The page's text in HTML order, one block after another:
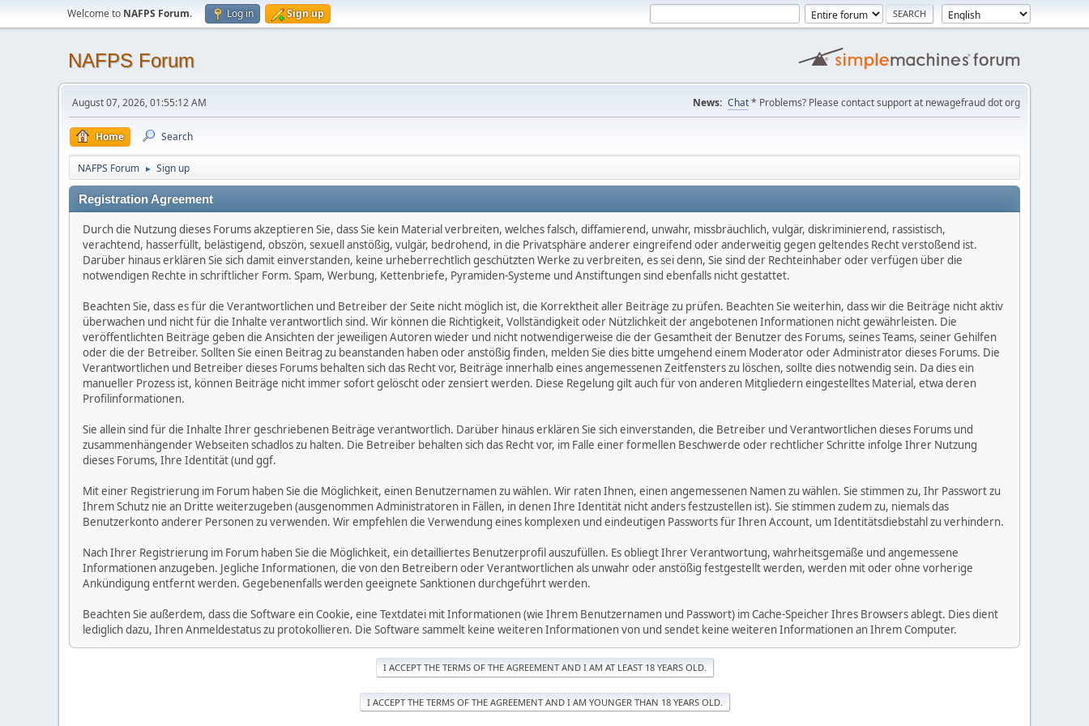
Welcome to NAFPS Forum. Log in Sign up
NAFPS Forum
August 07, 2026, 01:55:12 AM News: Chat* Problems? Please contact support at newagefraud dot org
Home Search
NAFPS Forum ► Sign up
Registration Agreement
Durch die Nutzung dieses Forums akzeptieren Sie, dass Sie kein Material verbreiten, welches falsch, diffamierend, unwahr, missbräuchlich, vulgär, diskriminierend, rassistisch,
verachtend, hasserfüllt, belästigend, obszön, sexuell anstößig, vulgär, bedrohend, in die Privatsphäre anderer eingreifend oder anderweitig gegen geltendes Recht verstoßend ist.
Darüber hinaus erklären Sie sich damit einverstanden, keine urheberrechtlich geschützten Werke zu verbreiten, es sei denn, Sie sind der Rechteinhaber oder verfügen über die
notwendigen Rechte in schriftlicher Form. Spam, Werbung, Kettenbriefe, Pyramiden-Systeme und Anstiftungen sind ebenfalls nicht gestattet.
Beachten Sie, dass es für die Verantwortlichen und Betreiber der Seite nicht möglich ist, die Korrektheit aller Beiträge zu prüfen. Beachten Sie weiterhin, dass wir die Beiträge nicht aktiv
überwachen und nicht für die Inhalte verantwortlich sind. Wir können die Richtigkeit, Vollständigkeit oder Nützlichkeit der angebotenen Informationen nicht gewährleisten. Die
veröffentlichten Beiträge geben die Ansichten der jeweiligen Autoren wieder und nicht notwendigerweise die der Gesamtheit der Benutzer des Forums, seines Teams, seiner Gehilfen
oder die der Betreiber. Sollten Sie einen Beitrag zu beanstanden haben oder anstößig finden, melden Sie dies bitte umgehend einem Moderator oder Administrator dieses Forums. Die
Verantwortlichen und Betreiber dieses Forums behalten sich das Recht vor, Beiträge innerhalb eines angemessenen Zeitfensters zu löschen, sollte dies notwendig sein. Da dies ein
manueller Prozess ist, können Beiträge nicht immer sofort gelöscht oder zensiert werden. Diese Regelung gilt auch für von anderen Mitgliedern eingestelltes Material, etwa deren
Profilinformationen.
Sie allein sind für die Inhalte Ihrer geschriebenen Beiträge verantwortlich. Darüber hinaus erklären Sie sich einverstanden, die Betreiber und Verantwortlichen dieses Forums und
zusammenhängender Webseiten schadlos zu halten. Die Betreiber behalten sich das Recht vor, im Falle einer formellen Beschwerde oder rechtlicher Schritte infolge Ihrer Nutzung
dieses Forums, Ihre Identität (und ggf.
Mit einer Registrierung im Forum haben Sie die Möglichkeit, einen Benutzernamen zu wählen. Wir raten Ihnen, einen angemessenen Namen zu wählen. Sie stimmen zu, Ihr Passwort zu
Ihrem Schutz nie an Dritte weiterzugeben (ausgenommen Administratoren in Fällen, in denen Ihre Identität nicht anders festzustellen ist). Sie stimmen zudem zu, niemals das
Benutzerkonto anderer Personen zu verwenden. Wir empfehlen die Verwendung eines komplexen und eindeutigen Passworts für Ihren Account, um Identitätsdiebstahl zu verhindern.
Nach Ihrer Registrierung im Forum haben Sie die Möglichkeit, ein detailliertes Benutzerprofil auszufüllen. Es obliegt Ihrer Verantwortung, wahrheitsgemäße und angemessene
Informationen anzugeben. Jegliche Informationen, die von den Betreibern oder Verantwortlichen als unwahr oder anstößig festgestellt werden, werden mit oder ohne vorherige
Ankündigung entfernt werden. Gegebenenfalls werden geeignete Sanktionen durchgeführt werden.
Beachten Sie außerdem, dass die Software ein Cookie, eine Textdatei mit Informationen (wie Ihrem Benutzernamen und Passwort) im Cache-Speicher Ihres Browsers ablegt. Dies dient
lediglich dazu, Ihren Anmeldestatus zu protokollieren. Die Software sammelt keine weiteren Informationen von und sendet keine weiteren Informationen an Ihrem Computer.